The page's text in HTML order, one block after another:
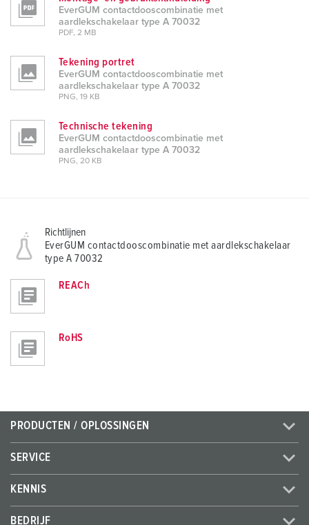
EverGUM contactdooscombinatie met
aardlekschakelaar type A 70032
PDF, 2 MB
Tekening portret
EverGUM contactdooscombinatie met
aardlekschakelaar type A 70032
PNG, 19 KB
Technische tekening
EverGUM contactdooscombinatie met
aardlekschakelaar type A 70032
PNG, 20 KB
Richtlijnen
EverGUM contactdooscombinatie met aardlekschakelaar
type A 70032
REACh
RoHS
PRODUCTEN / OPLOSSINGEN
SERVICE
KENNIS
BEDRIJF